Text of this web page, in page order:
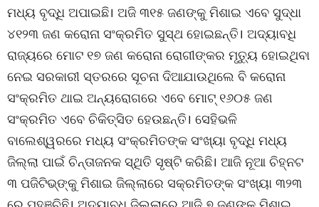
ମଧ୍ୟ ବୃଦ୍ଧି ଅପାଇଛି। ଅଜି ୩୧୫ ଜଣଙ୍କୁ ମିଶାଇ ଏବେ ସୁଦ୍ଧା
୪୧୨୩ ଜଣ କରୋନା ସଂକ୍ରମିତ ସୁସ୍ଥ ହୋଇଛନ୍ତି। ଅଦ୍ୟାବଧି
ରାଜ୍ୟରେ ମୋଟ ୧୭ ଜଣ କରୋନା ରୋଗୀଙ୍କର ମୃତ୍ୟୁ ହୋଇଥିବା
ନେଇ ସରକାରୀ ସ୍ତରରେ ସୂଚନା ଦିଆଯାଉଥିଲେ ବି କରୋନା
ସଂକ୍ରମିତ ଥାଇ ଅନ୍ୟରୋଗରେ ଏବେ ମୋଟ୍ ୧୬୦୫ ଜଣ
ସଂକ୍ରମିତ ଏବେ ଚିକିତ୍ସିତ ହେଉଛନ୍ତି। ସେହିଭଳି
ବାଲେଶ୍ୱରରେ ମଧ୍ୟ ସଂକ୍ରମିତଙ୍କ ସଂଖ୍ୟା ବୃଦ୍ଧି ମଧ୍ୟ
ଜିଲ୍ଲା ପାଇଁ ଚିନ୍ତାଜନକ ସ୍ଥିତି ସୃଷ୍ଟି କରିଛି। ଆଜି ନୂଆ ଚିହ୍ନଟ
୩ ପଜିଟିଭ୍‌ଙ୍କୁ ମିଶାଇ ଜିଲ୍ଲାରେ ସକ୍ରମିତଙ୍କ ସଂଖ୍ୟା ୩୨୩